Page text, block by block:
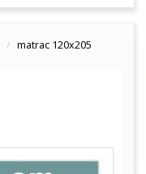
matrac 120x205